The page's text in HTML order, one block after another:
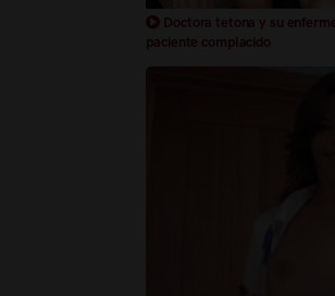
Doctora tetona y su
paciente complacido